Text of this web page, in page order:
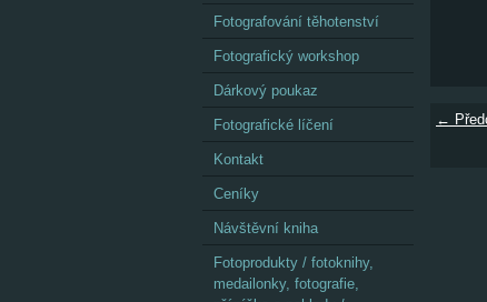
←
Fotografování těhotenství
Fotografický workshop
Dárkový poukaz
Fotografické líčení
Kontakt
Ceníky
Návštěvní kniha
Fotoprodukty / fotoknihy,
medailonky, fotografie,